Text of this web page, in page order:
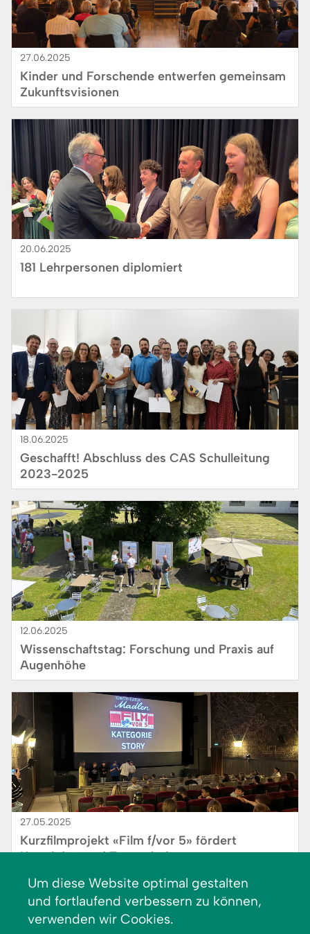
27.06.2025
Kinder und Forschende entwerfen gemeinsam
Zukunftsvisionen
Bild
20.06.2025
181 Lehrpersonen diplomiert
18.06.2025
Geschafft! Abschluss des CAS Schul­leitung
2023-2025
Bild
12.06.2025
Wissenschaftstag: Forschung und Praxis auf
Augenhöhe
Bild
27.05.2025
Kurzfilmprojekt «Film f/vor 5» fördert
Kreativität und Teamarbeit
Um diese Website optimal gestalten
und fortlaufend verbessern zu können,
verwenden wir Cookies.